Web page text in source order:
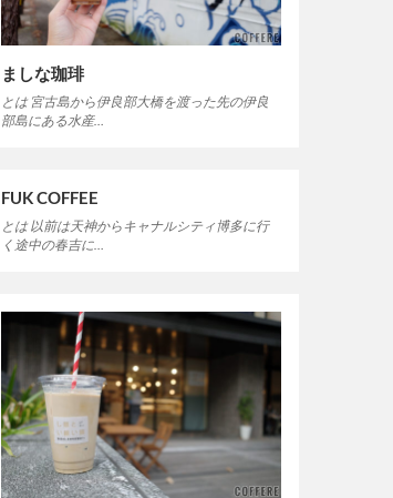
ましな珈琲
とは 宮古島から伊良部大橋を渡った先の伊良
部島にある水産…
FUK COFFEE
とは 以前は天神からキャナルシティ博多に行
く途中の春吉に…